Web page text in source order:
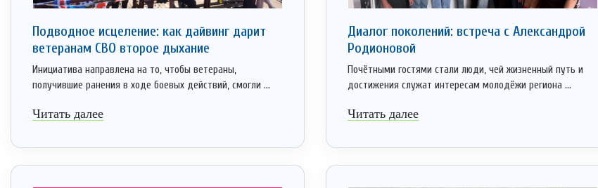
Подводное исцеление: как дайвинг дарит
ветеранам СВО второе дыхание
Инициатива направлена на то, чтобы ветераны,
получившие ранения в ходе боевых действий, смогли ...
Читать далее
Диалог поколений: встреча с Александрой
Родионовой
Почётными гостями стали люди, чей жизненный путь и
достижения служат интересам молодёжи региона ...
Читать далее